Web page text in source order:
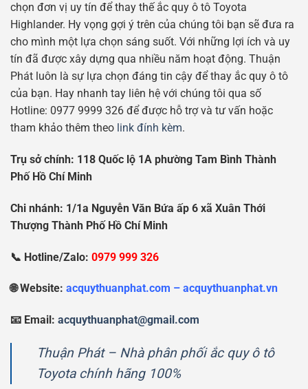
chọn đơn vị uy tín để thay thế ắc quy ô tô Toyota
Highlander. Hy vọng gợi ý trên của chúng tôi bạn sẽ đưa ra
cho mình một lựa chọn sáng suốt. Với những lợi ích và uy
tín đã được xây dựng qua nhiều năm hoạt động. Thuận
Phát luôn là sự lựa chọn đáng tin cậy để thay ắc quy ô tô
của bạn. Hay nhanh tay liên hệ với chúng tôi qua số
Hotline: 0977 9999 326 để được hỗ trợ và tư vấn hoặc
tham khảo thêm theo link đính kèm.
Trụ sởchính: 118 Quốc lộ 1A phường Tam Bình Thành
PhốHồ Chí Minh
Chi nhánh: 1/1a Nguyễn Văn Bứa ấp 6 xã Xuân Thới
Thượng Thành PhốHồ Chí Minh
📞 Hotline/Zalo: 0979 999 326
🌐 Website: acquythuanphat.com – acquythuanphat.vn
📧 Email: acquythuanphat@gmail.com
Thuận Phát – Nhà phân phối ắc quy ô tô
Toyota chính hãng 100%